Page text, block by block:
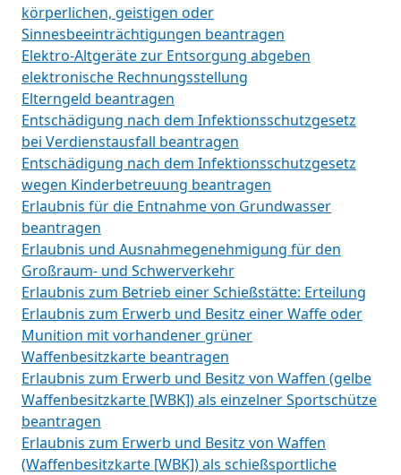
körperlichen, geistigen oder
Sinnesbeeinträchtigungen beantragen
Elektro-Altgeräte zur Entsorgung abgeben
elektronische Rechnungsstellung
Elterngeld beantragen
Entschädigung nach dem Infektionsschutzgesetz
bei Verdienstausfall beantragen
Entschädigung nach dem Infektionsschutzgesetz
wegen Kinderbetreuung beantragen
Erlaubnis für die Entnahme von Grundwasser
beantragen
Erlaubnis und Ausnahmegenehmigung für den
Großraum- und Schwerverkehr
Erlaubnis zum Betrieb einer Schießstätte: Erteilung
Erlaubnis zum Erwerb und Besitz einer Waffe oder
Munition mit vorhandener grüner
Waffenbesitzkarte beantragen
Erlaubnis zum Erwerb und Besitz von Waffen (gelbe
Waffenbesitzkarte [WBK]) als einzelner Sportschütze
beantragen
Erlaubnis zum Erwerb und Besitz von Waffen
(Waffenbesitzkarte [WBK]) als schießsportliche